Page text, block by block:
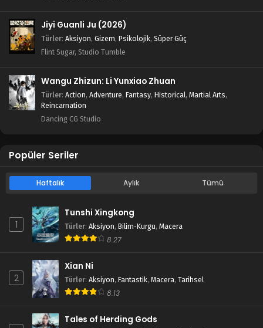
Jiyi Guanli Ju (2026)
Türler: Aksiyon, Gizem, Psikolojik, Süper Güç
Flint Sugar, Studio Tumble
Wangu Zhizun: Li Yunxiao Zhuan
Türler: Action, Adventure, Fantasy, Historical, Martial Arts,
Reincarnation
Dancing CG Studio
Popüler Seriler
Haftalık Aylık Tümü
1
Tunshi Xingkong
Türler: Aksiyon, Bilim-Kurgu, Macera
8.27
2
Xian Ni
Türler: Aksiyon, Fantastik, Macera, Tarihsel
8.13
Tales of Herding Gods